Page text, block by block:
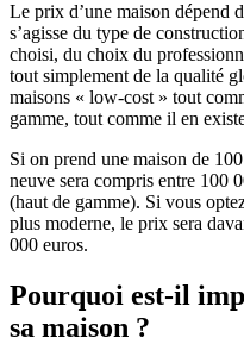
Le prix d’une maison dépend
s’agisse du type de
choisi, du choix du
tout simplement de la qualité
maisons « low-cost » tout
gamme, tout comme il en
Si on prend une maison de
neuve sera compris entre 100
(haut de gamme). Si vous
plus moderne, le prix sera
000 euros.
Pourquoi est-il
sa maison ?